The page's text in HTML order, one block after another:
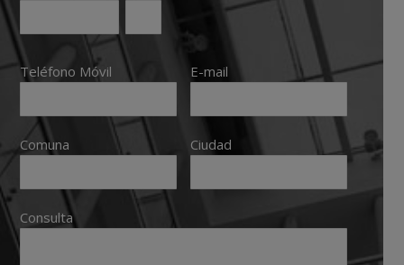
Teléfono Móvil E-mail
Comuna Ciudad
Consulta